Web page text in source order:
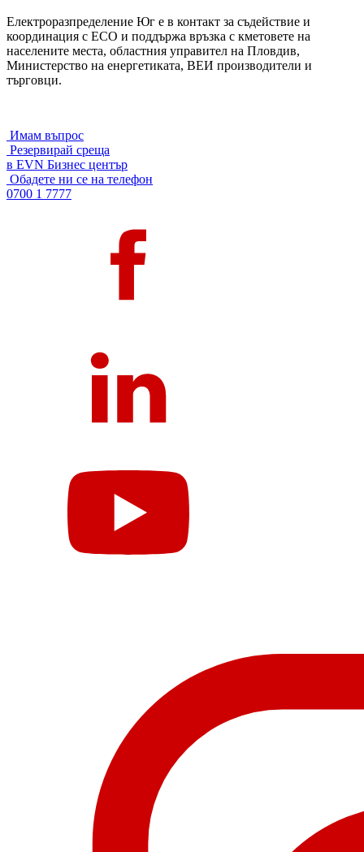
Eлектроразпределение Юг е в контакт за съдействие и
координация с ЕСО и поддържа връзка с кметовете на
населените места, областния управител на Пловдив,
Министерство на енергетиката, ВЕИ производители и
търговци.
Имам въпрос
Резервирай среща
в EVN Бизнес център
Обадете ни се на телефон
0700 1 7777